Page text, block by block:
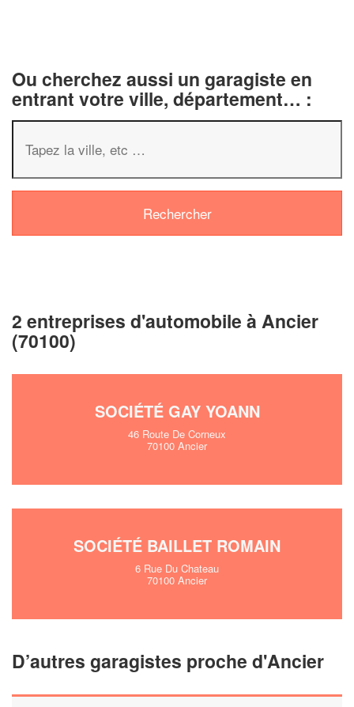
Ou cherchez aussi un garagiste en
entrant votre ville, département… :
2 entreprises d'automobile à Ancier
(70100)
SOCIÉTÉ GAY YOANN
46 Route De Corneux
70100 Ancier
SOCIÉTÉ BAILLET ROMAIN
6 Rue Du Chateau
70100 Ancier
D’autres garagistes proche d'Ancier
Augmentez votrechiffre
nouveaux clients!
En savoir plus